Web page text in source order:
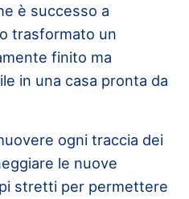
è successo a
trasformato un
finito ma
in una casa pronta da
ogni traccia dei
le nuove
stretti per permettere